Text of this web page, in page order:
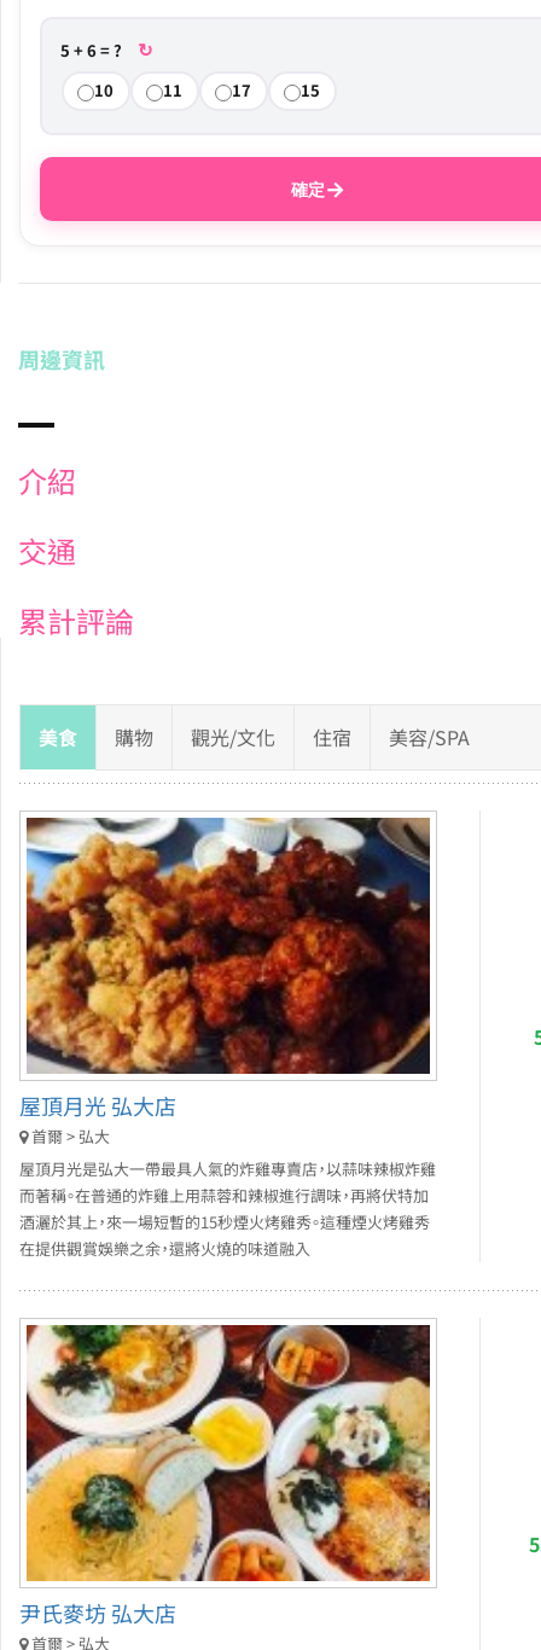
5 + 6 = ? ↻
10 11 17 15
確定→
周邊資訊
介紹
交通
累計評論
美食 購物 觀光/文化 住宿 美容/SPA
屋頂月光 弘大店
首爾 > 弘大
屋頂月光是弘大一帶最具人氣的炸雞專賣店，以蒜味辣椒炸雞
而著稱。在普通的炸雞上用蒜蓉和辣椒進行調味，再將伏特加
酒灑於其上，來一場短暫的15秒煙火烤雞秀。這種煙火烤雞秀
在提供觀賞娛樂之余，還將火燒的味道融入
尹氏麥坊 弘大店
首爾 > 弘大